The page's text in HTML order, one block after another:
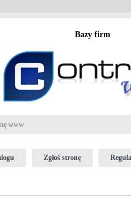
Bazy firm
Zgłoś stronę